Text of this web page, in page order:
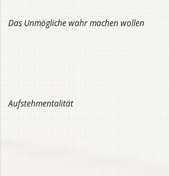
Das Unmögliche wahr machen wollen
Aufstehmentalität